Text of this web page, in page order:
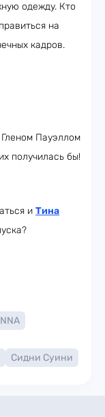
одежду. Кто
на
кадров.
Пауэллом
получилась бы!
и Тина
Сидни Суини